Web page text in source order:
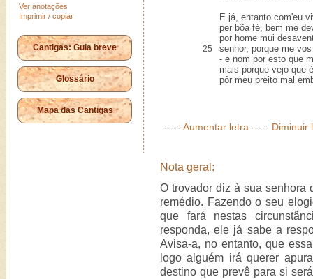
Ver anotações
Imprimir / copiar
Cantigas: Guia breve
Glossário
Mapa das Cantigas
E já, entanto com'eu
per bõa fé, bem me
por home mui
25
senhor, porque me
- e nom por esto que
mais porque vejo que
pôr meu preito mal
----- Aumentar letra ----- Diminuir
Nota geral:
O trovador diz à sua senhora
remédio. Fazendo o seu
que fará nestas
responda, ele já sabe a
Avisa-a, no entanto, que
logo alguém irá querer
destino que prevê para si